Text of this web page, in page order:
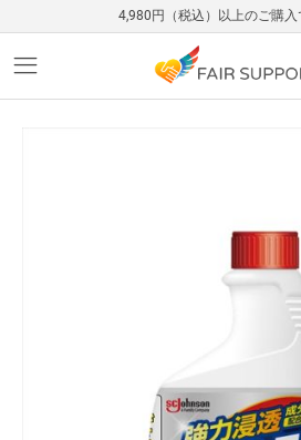
4,980円（税込）以上のご購入